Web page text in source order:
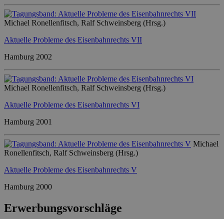
Michael Ronellenfitsch, Ralf Schweinsberg (Hrsg.)
Aktuelle Probleme des Eisenbahnrechts VII
Hamburg 2002
Michael Ronellenfitsch, Ralf Schweinsberg (Hrsg.)
Aktuelle Probleme des Eisenbahnrechts VI
Hamburg 2001
Michael
Ronellenfitsch, Ralf Schweinsberg (Hrsg.)
Aktuelle Probleme des Eisenbahnrechts V
Hamburg 2000
Erwerbungsvorschläge